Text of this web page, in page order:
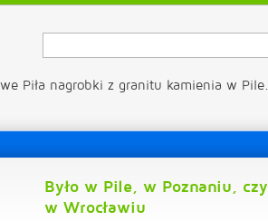
Piła nagrobki z granitu kamienia w Pile.
Było w Pile, w Poznaniu, czy
w Wrocławiu